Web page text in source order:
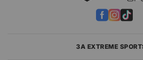
ЗА EXTREME